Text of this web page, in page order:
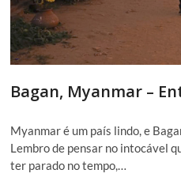
Bagan, Myanmar –
Myanmar é um país lindo, e
Lembro de pensar no intocável
ter parado no tempo,…